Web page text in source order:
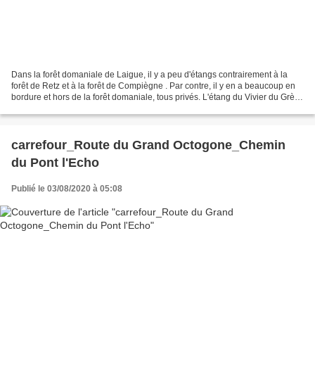
Dans la forêt domaniale de Laigue, il y a peu d'étangs contrairement à la
forêt de Retz et à la forêt de Compiègne . Par contre, il y en a beaucoup en
bordure et hors de la forêt domaniale, tous privés. L'étang du Vivier du Grès
carrefour_Route du Grand Octogone_Chemin
du Pont l'Echo
Publié le 03/08/2020 à 05:08